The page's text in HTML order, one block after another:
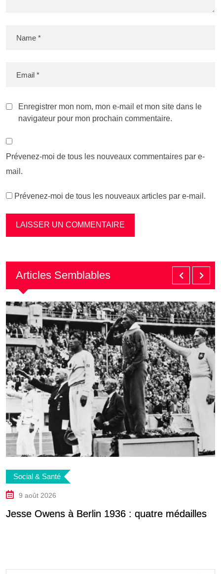
Enregistrer mon nom, mon e-mail et mon site dans le
navigateur pour mon prochain commentaire.
Prévenez-moi de tous les nouveaux commentaires par e-
mail.
Prévenez-moi de tous les nouveaux articles par e-mail.
Articles Semblables
Social & Santé
9 août 2026
Jesse Owens à Berlin 1936 : quatre médailles